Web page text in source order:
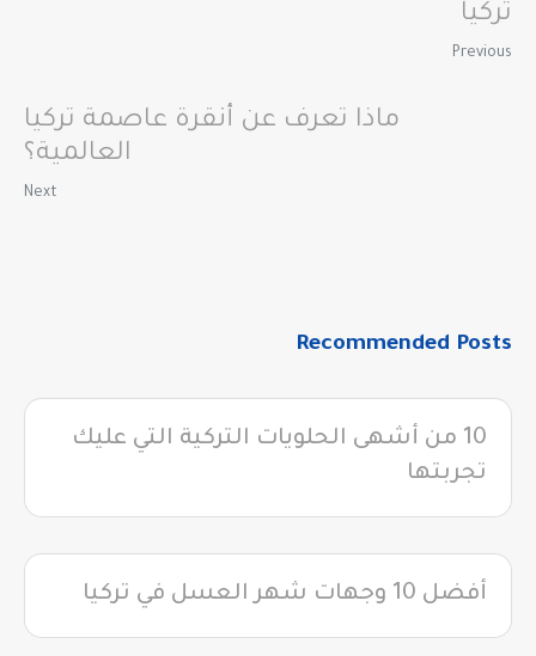
تركيا
Previous
ماذا تعرف عن أنقرة عاصمة تركيا
العالمية؟
Next
Recommended Posts
10 من أشهى الحلويات التركية التي عليك
تجربتها
أفضل 10 وجهات شهر العسل في تركيا